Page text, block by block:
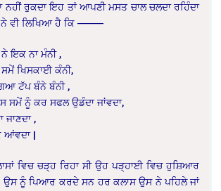
ਰੁਕਦਾ ਇਹ ਤਾਂ ਆਪਣੀ ਮਸਤ ਚਾਲ ਚਲਦਾ ਰਹਿੰਦਾ
ਵੀ ਲਿਖਿਆ ਹੈ ਕਿ ———–
ਇਕ ਨਾ ਮੰਨੀ ,
ਖਿਸਕਾਈ ਕੰਨੀ,
ਟੱਪ ਬੰਨੇ ਬੰਨੀ ,
ਸਮੇਂ ਨੂੰ ਕਰ ਸਫਲ ਉਡੰਦਾ ਜਾਂਵਦਾ,
ਜਾਣਦਾ ,
ਆਂਵਦਾ |
ਵਿਚ ਚੜ੍ਹ ਰਿਹਾ ਸੀ ਉਹ ਪੜ੍ਹਾਈ ਵਿਚ ਹੁਸ਼ਿਆਰ
ਉਸ ਨੂੰ ਪਿਆਰ ਕਰਦੇ ਸਨ ਹਰ ਕਲਾਸ ਉਸ ਨੇ ਪਹਿਲੇ ਜਾਂ